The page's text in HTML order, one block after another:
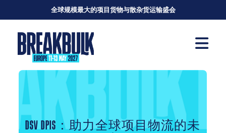
全球规模最大的项目货物与散杂货运输盛会
DSV DPIS：助力全球项目物流的未